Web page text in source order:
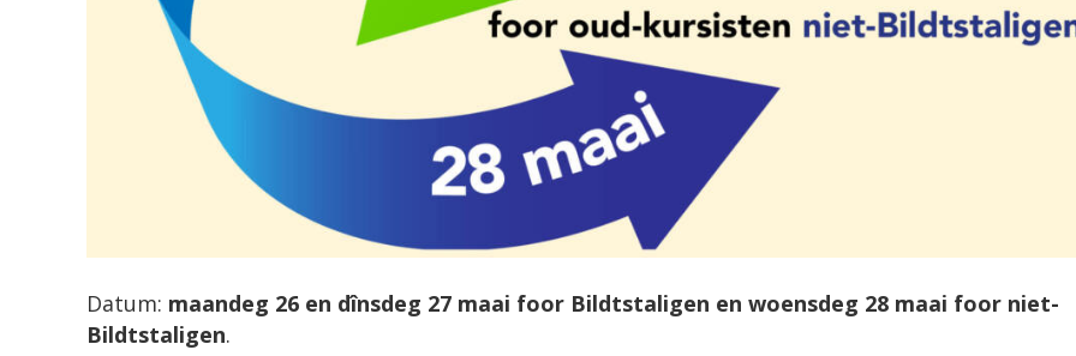
Datum: maandeg 26 en dînsdeg 27 maai foor Bildtstaligen en woensdeg 28 maai foor niet-
Bildtstaligen.